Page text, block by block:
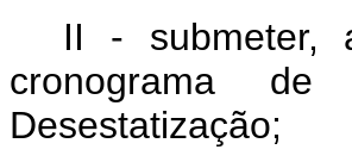
II - submeter,
cronograma
Desestatização;